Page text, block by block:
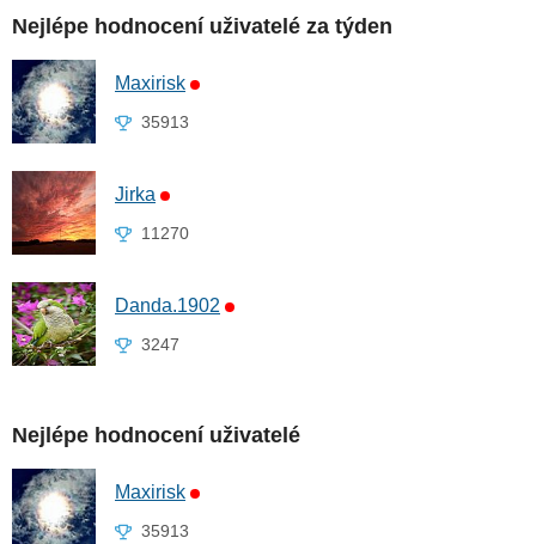
Nejlépe hodnocení uživatelé za týden
Maxirisk
35913
Jirka
11270
Danda.1902
3247
Nejlépe hodnocení uživatelé
Maxirisk
35913